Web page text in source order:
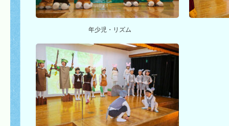
年少児・リズム